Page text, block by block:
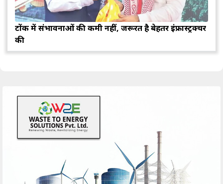
टोंक में संभावनाओं की कमी नहीं, जरूरत है बेहतर इंफ्रास्ट्रक्चर
की